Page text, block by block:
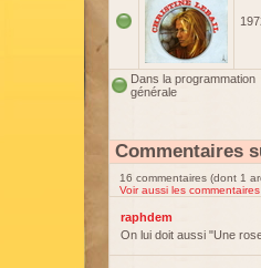
Dans la programmation
générale
Commentaires
16 commentaires (dont 1
Voir aussi les
raphdem
On lui doit aussi "Une